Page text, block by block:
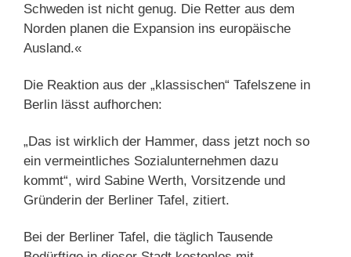
Schweden ist nicht genug. Die Retter aus dem
Norden planen die Expansion ins europäische
Ausland.«
Die Reaktion aus der „klassischen“ Tafelszene in
Berlin lässt aufhorchen:
„Das ist wirklich der Hammer, dass jetzt noch so
ein vermeintliches Sozialunternehmen dazu
kommt“, wird Sabine Werth, Vorsitzende und
Gründerin der Berliner Tafel, zitiert.
Bei der Berliner Tafel, die täglich Tausende